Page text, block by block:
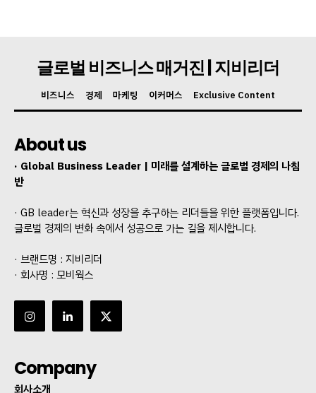
글로벌 비즈니스 매거진 | 지비리더
비즈니스 경제 마케팅 이커머스 Exclusive Content
About us
· Global Business Leader | 미래를 설계하는 글로벌 경제의 나침
반
· GB leader는 혁신과 성장을 추구하는 리더들을 위한 플랫폼입니다.
글로벌 경제의 변화 속에서 성공으로 가는 길을 제시합니다.
· 브랜드명 : 지비리더
· 회사명 : 모비웍스
Company
회사소개